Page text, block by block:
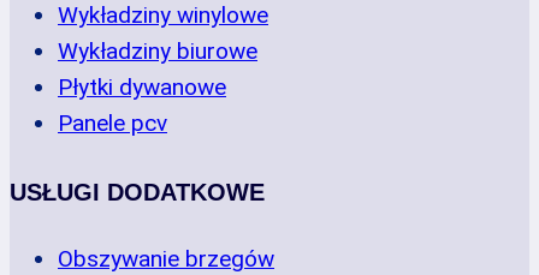
Wykładziny winylowe
Wykładziny biurowe
Płytki dywanowe
Panele pcv
USŁUGI DODATKOWE
Obszywanie brzegów